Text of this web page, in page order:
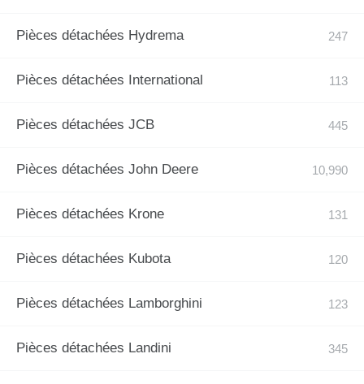
Pièces détachées Hydrema
Pièces détachées International
Pièces détachées JCB
Pièces détachées John Deere
Pièces détachées Krone
Pièces détachées Kubota
Pièces détachées Lamborghini
Pièces détachées Landini